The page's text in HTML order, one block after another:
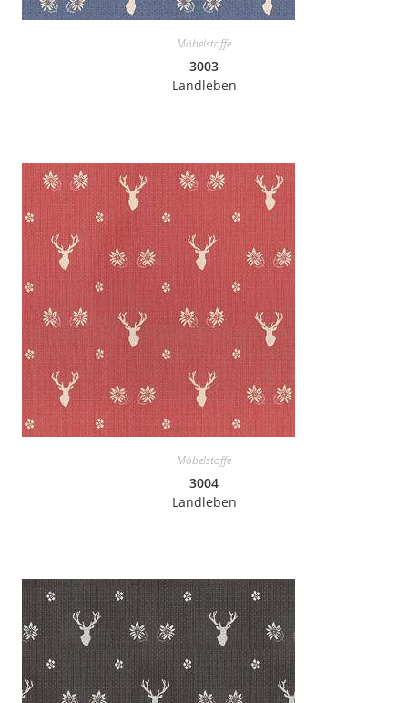
Möbelstoffe
3003
Landleben
Möbelstoffe
3004
Landleben